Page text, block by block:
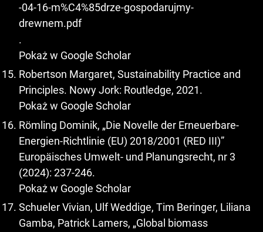
-04-16-m%C4%85drze-gospodarujmy-
drewnem.pdf
.
Pokaż w Google Scholar
Robertson Margaret, Sustainability Practice and
Principles. Nowy Jork: Routledge, 2021.
Pokaż w Google Scholar
Römling Dominik, „Die Novelle der Erneuerbare-
Energien-Richtlinie (EU) 2018/2001 (RED III)”
Europäisches Umwelt- und Planungsrecht, nr 3
(2024): 237-246.
Pokaż w Google Scholar
Schueler Vivian, Ulf Weddige, Tim Beringer, Liliana
Gamba, Patrick Lamers, „Global biomass